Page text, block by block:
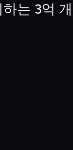
는 3억